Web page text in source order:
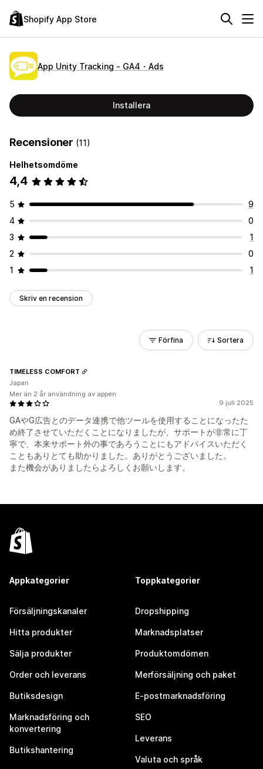
Shopify App Store
App Unity Tracking ‑ GA4・Ads
Installera
Recensioner (11)
Helhetsomdöme
4,4
5
9
4
0
3
1
2
0
1
1
Skriv en recension
Förfina Sortera
9 juli 2025
GAやG広告とのデータ連携で他ツールを使用することになったた
め終了させていただくことになりましたが、サポートが非常に丁
寧で、本来サポート外の事であろうことにもアドバイスいただく
こともありとても助かりました。ありがとうございました。
また機会がありましたらよろしくお願いします。
TIMELESS COMFORT
Japan
Mer än 2 år användning av appen
Appkategorier
Försäljningskanaler
Hitta produkter
Sälja produkter
Order och leverans
Butiksdesign
Marknadsföring och
konvertering
Butikshantering
Toppkategorier
Dropshipping
Marknadsplatser
Produktomdömen
Merförsäljning och paket
E-postmarknadsföring
SEO
Leverans
Valuta och språk